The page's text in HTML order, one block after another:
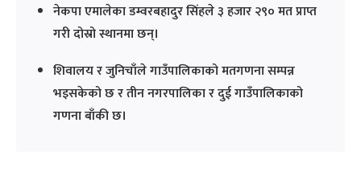
नेकपा एमालेका डम्वरबहादुर सिंहले ३ हजार २९० मत प्राप्त
गरी दोस्रो स्थानमा छन्।
शिवालय र जुनिचाँले गाउँपालिकाको मतगणना सम्पन्न
भइसकेको छ र तीन नगरपालिका र दुई गाउँपालिकाको
गणना बाँकी छ।